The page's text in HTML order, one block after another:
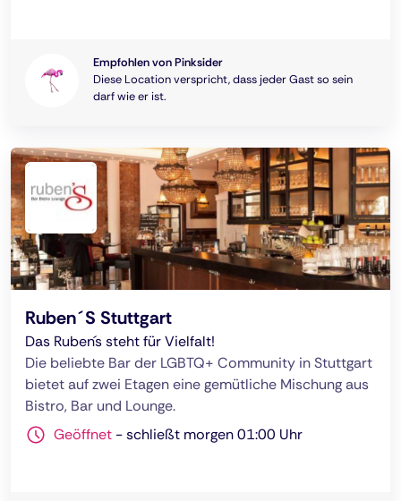
Empfohlen von Pinksider
Diese Location verspricht, dass jeder Gast so sein
darf wie er ist.
Ruben´S Stuttgart
Das Ruben´s steht für Vielfalt!
Die beliebte Bar der LGBTQ+ Community in Stuttgart
bietet auf zwei Etagen eine gemütliche Mischung aus
Bistro, Bar und Lounge.
Geöffnet -schließt morgen 01:00 Uhr